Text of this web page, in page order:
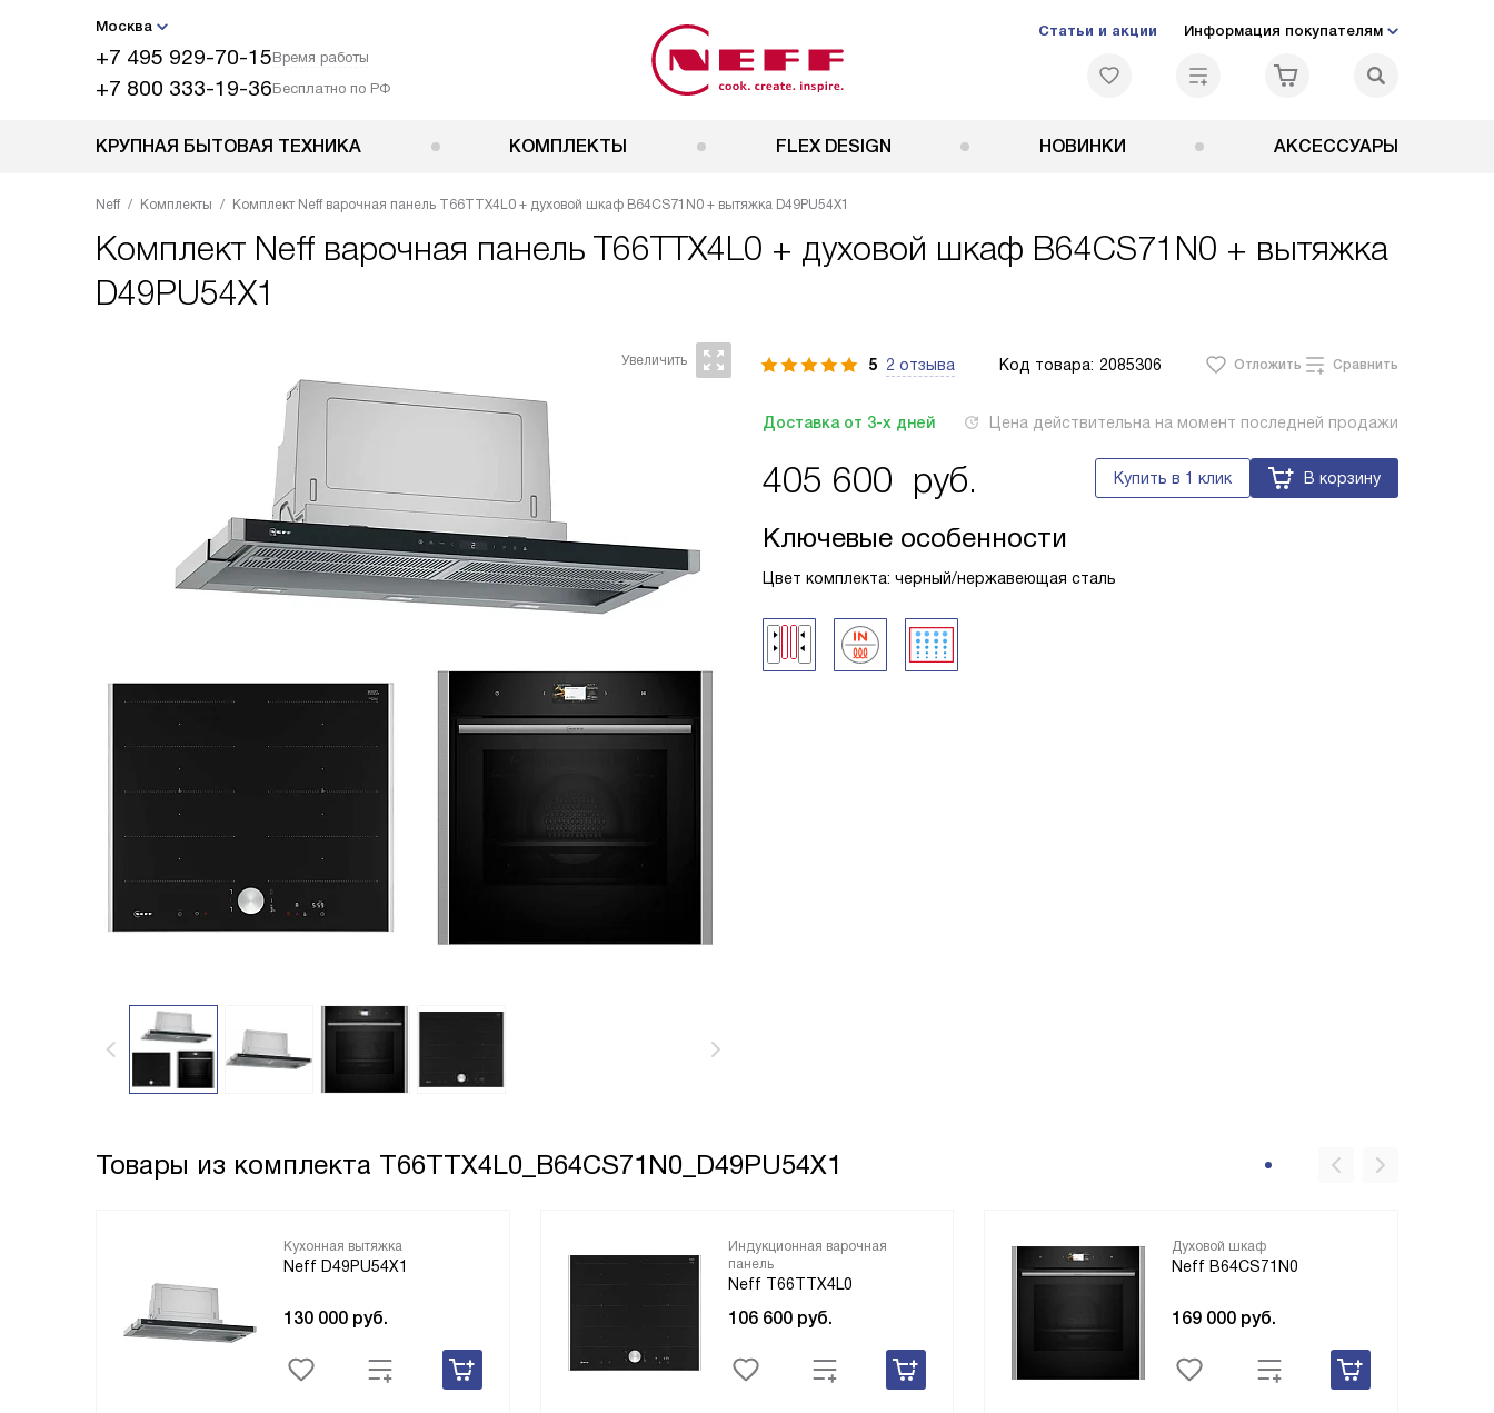
Москва
+7 495 929-70-15Время работы
+7 800 333-19-36Бесплатно по РФ
Статьи и акции Информация покупателям
КРУПНАЯ БЫТОВАЯ ТЕХНИКА КОМПЛЕКТЫ FLEX DESIGN НОВИНКИ АКСЕССУАРЫ
Neff Комплекты Комплект Neff варочная панель T66TTX4L0 + духовой шкаф B64CS71N0 + вытяжка D49PU54X1
Комплект Neff варочная панель T66TTX4L0 + духовой шкаф B64CS71N0 + вытяжка
D49PU54X1
5 2 отзыва Код товара: 2085306 Отложить Сравнить
Доставка от 3-х дней Цена действительна на момент последней продажи
405 600 руб. Купить в 1 клик В корзину
Ключевые особенности
Цвет комплекта: черный/нержавеющая сталь
Товары из комплекта T66TTX4L0_B64CS71N0_D49PU54X1
Кухонная вытяжка
Neff D49PU54X1
130 000 руб.
Индукционная варочная
панель
Neff T66TTX4L0
106 600руб.
Духовой шкаф
Neff B64CS71N0
169 000 руб.